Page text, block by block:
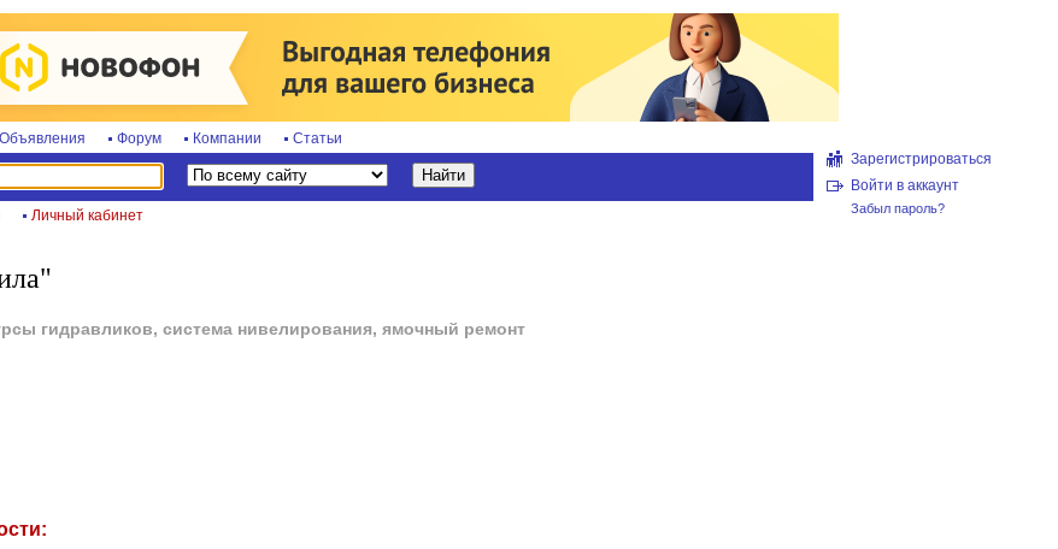
Объявления Форум Компании Статьи
Личный кабинет
Зарегистрироваться
Войти в аккаунт
Забыл пароль?
гидравликов, система нивелирования, ямочный ремонт